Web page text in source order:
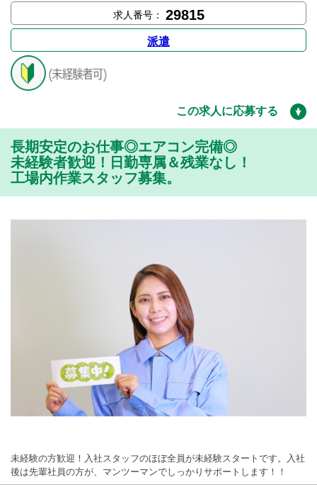
求人番号： 29815
派遣
この求人に応募する
長期安定のお仕事◎エアコン完備◎
未経験者歓迎！日勤専属＆残業なし！
工場内作業スタッフ募集。
未経験の方歓迎！入社スタッフのほぼ全員が未経験スタートです。入社
後は先輩社員の方が、マンツーマンでしっかりサポートします！！